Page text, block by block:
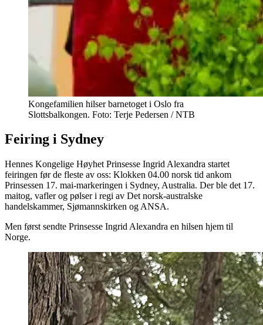
Kongefamilien hilser barnetoget i Oslo fra
Slottsbalkongen. Foto: Terje Pedersen / NTB
Feiring i Sydney
Hennes Kongelige Høyhet Prinsesse Ingrid Alexandra startet
feiringen før de fleste av oss: Klokken 04.00 norsk tid ankom
Prinsessen 17. mai-markeringen i Sydney, Australia. Der ble det 17.
maitog, vafler og pølser i regi av Det norsk-australske
handelskammer, Sjømannskirken og ANSA.
Men først sendte Prinsesse Ingrid Alexandra en hilsen hjem til
Norge.